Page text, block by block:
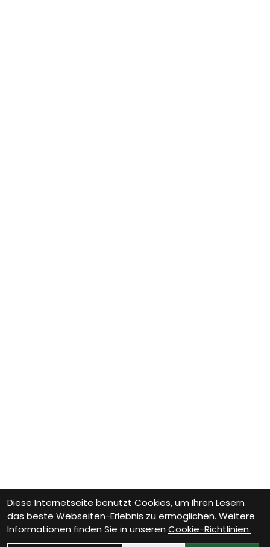
Diese Internetseite benutzt Cookies, um Ihren Lesern
das beste Webseiten-Erlebnis zu ermöglichen. Weitere
Informationen finden Sie in unseren Cookie-Richtlinien.